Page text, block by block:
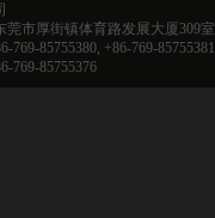
莞市厚街镇体育路发展大厦309室
769-85755380, +86-769-85755381
769-85755376